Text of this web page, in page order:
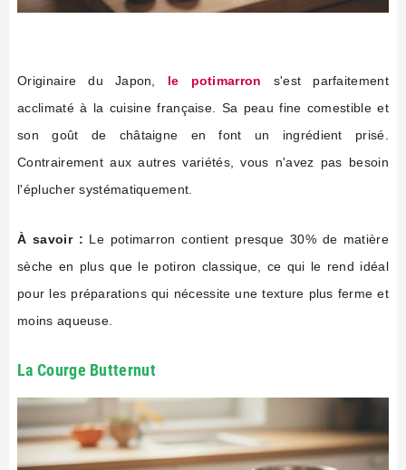
Originaire du Japon, le potimarron s'est parfaitement
acclimaté à la cuisine française. Sa peau fine comestible et
son goût de châtaigne en font un ingrédient prisé.
Contrairement aux autres variétés, vous n'avez pas besoin
l'éplucher systématiquement.
À savoir : Le potimarron contient presque 30% de matière
sèche en plus que le potiron classique, ce qui le rend idéal
pour les préparations qui nécessite une texture plus ferme et
moins aqueuse.
La Courge Butternut